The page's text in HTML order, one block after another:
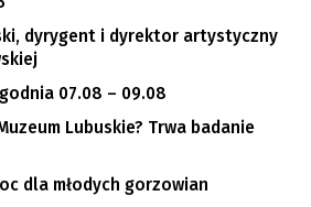
dyrygent i dyrektor artystyczny
07.08 – 09.08
Lubuskie? Trwa badanie
dla młodych gorzowian